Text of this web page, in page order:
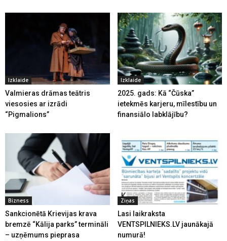
Izklaide
Valmieras drāmas teātris
viesosies ar izrādi
“Pigmalions”
Izklaide
2025. gads: Kā “Čūska”
ietekmēs karjeru, mīlestību un
finansiālo labklājību?
Bizness
Sankcionētā Krievijas krava
bremzē “Kālija parks” termināli
– uzņēmums pieprasa
Ziņas
Lasi laikraksta
VENTSPILNIEKS.LV jaunākajā
numurā!